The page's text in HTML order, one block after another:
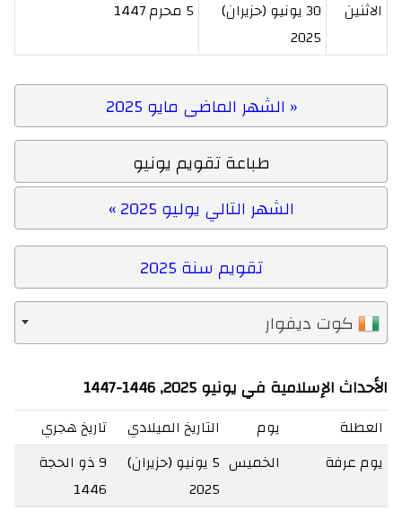
الاثنين
30 يونيو (حزيران)
2025
5 محرم 1447
« الشهر الماضى مايو 2025
طباعة تقويم يونيو
الشهر التالي يوليو 2025 »
تقويم سنة 2025
كوت ديفوار
الأحداث الإسلامية في يونيو 2025, 1446-1447
العطلة يوم التاريخ الميلادي
تاريخ هجري
يوم عرفة
الخميس
5 يونيو (حزيران)
2025
9 ذو الحجة
1446